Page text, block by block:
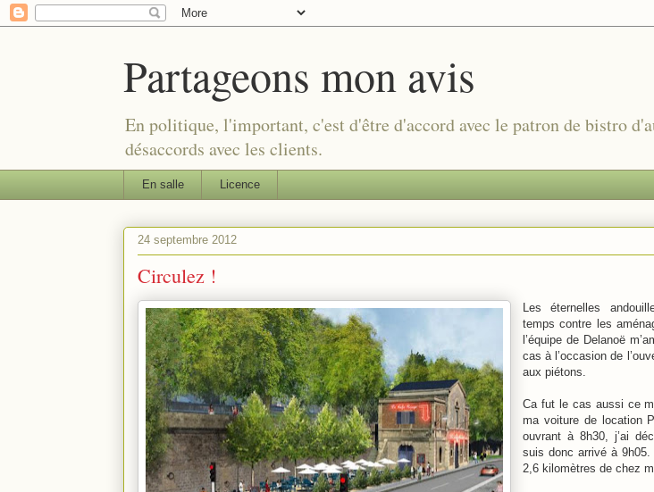
Partageons mon avis
En politique, l'important, c'est d'être d'accord avec le patron de bistro
désaccords avec les clients.
En salle Licence
24 septembre 2012
Circulez !
Les éternelles
temps contre les
l’équipe de Delanoë
cas à l’occasion de
aux piétons.
Ca fut le cas aussi ce
ma voiture de location
ouvrant à 8h30, j’ai
suis donc arrivé à
2,6 kilomètres de chez